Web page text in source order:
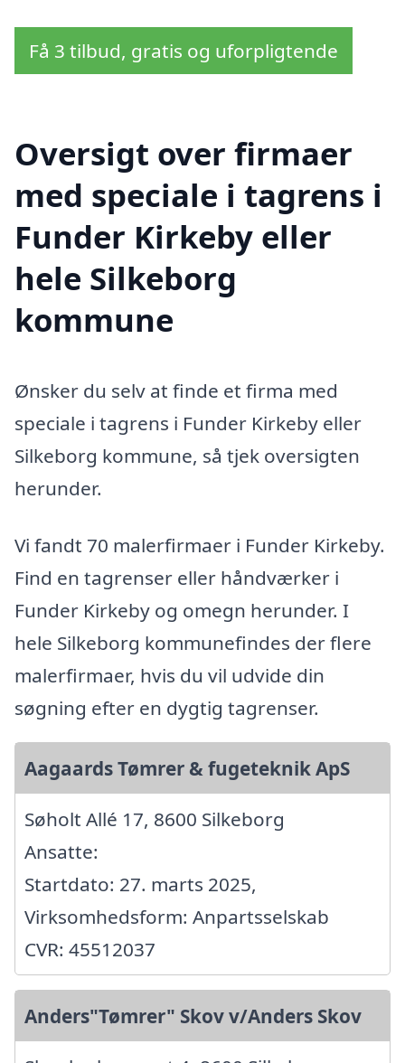
Få 3 tilbud, gratis og uforpligtende
Oversigt over firmaer
med speciale i tagrens i
Funder Kirkeby eller
hele Silkeborg
kommune
Ønsker du selv at finde et firma med
speciale i tagrens i Funder Kirkeby eller
Silkeborg kommune, så tjek oversigten
herunder.
Vi fandt 70 malerfirmaer i Funder Kirkeby.
Find en tagrenser eller håndværker i
Funder Kirkeby og omegn herunder. I
hele Silkeborg kommunefindes der flere
malerfirmaer, hvis du vil udvide din
søgning efter en dygtig tagrenser.
Aagaards Tømrer & fugeteknik ApS
Søholt Allé 17, 8600 Silkeborg
Ansatte:
Startdato: 27. marts 2025,
Virksomhedsform: Anpartsselskab
CVR: 45512037
Anders"Tømrer" Skov v/Anders Skov